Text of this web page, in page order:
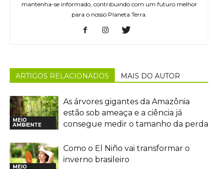
mantenha-se informado, contribuindo com um futuro melhor
para o nosso Planeta Terra.
ARTIGOS RELACIONADOS MAIS DO AUTOR
MEIO
AMBIENTE
As árvores gigantes da Amazônia
estão sob ameaça e a ciência já
consegue medir o tamanho da perda
MEIO
Como o El Niño vai transformar o
inverno brasileiro